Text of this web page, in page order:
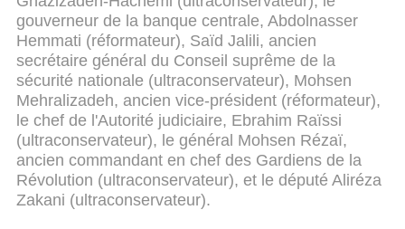
gouverneur de la banque centrale, Abdolnasser
Hemmati (réformateur), Saïd Jalili, ancien
secrétaire général du Conseil suprême de la
sécurité nationale (ultraconservateur), Mohsen
Mehralizadeh, ancien vice-président (réformateur),
le chef de l'Autorité judiciaire, Ebrahim Raïssi
(ultraconservateur), le général Mohsen Rézaï,
ancien commandant en chef des Gardiens de la
Révolution (ultraconservateur), et le député Aliréza
Zakani (ultraconservateur).